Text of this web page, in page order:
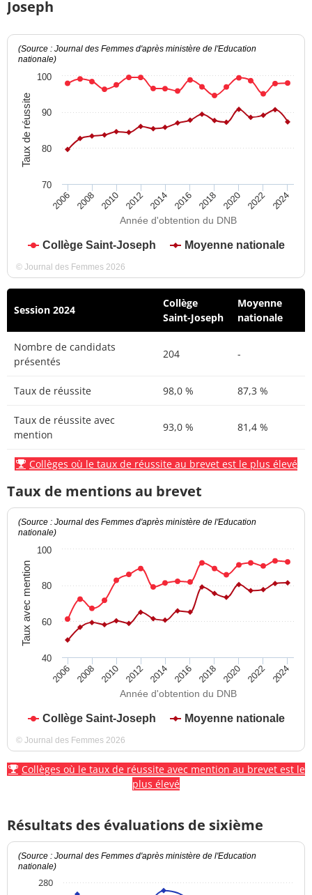
Joseph
Année d'obtention du DNB
Taux de réussite
(Source : Journal des Femmes d'après ministère de l'Education
nationale)
Collège Saint-Joseph Moyenne nationale
2006 2008 2010 2012 2014 2016 2018 2020 2022 2024
70
80
90
100
© Journal des Femmes 2026
Session 2024
Collège
Saint-Joseph
Moyenne
nationale
Nombre de candidats
présentés
204 -
Taux de réussite 98,0 % 87,3 %
Taux de réussite avec
mention
93,0 % 81,4 %
Collèges où le taux de réussite au brevet est le plus élevé
Taux de mentions au brevet
Année d'obtention du DNB
Taux avec mention
(Source : Journal des Femmes d'après ministère de l'Education
nationale)
Collège Saint-Joseph Moyenne nationale
2006 2008 2010 2012 2014 2016 2018 2020 2022 2024
40
60
80
100
© Journal des Femmes 2026
Collèges où le taux de réussite avec mention au brevet est le
plus élevé
Résultats des évaluations de sixième
(Source : Journal des Femmes d'après ministère de l'Education
nationale)
280